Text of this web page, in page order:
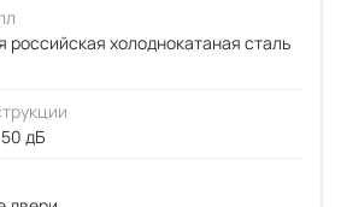
холоднокатаная сталь
дБ